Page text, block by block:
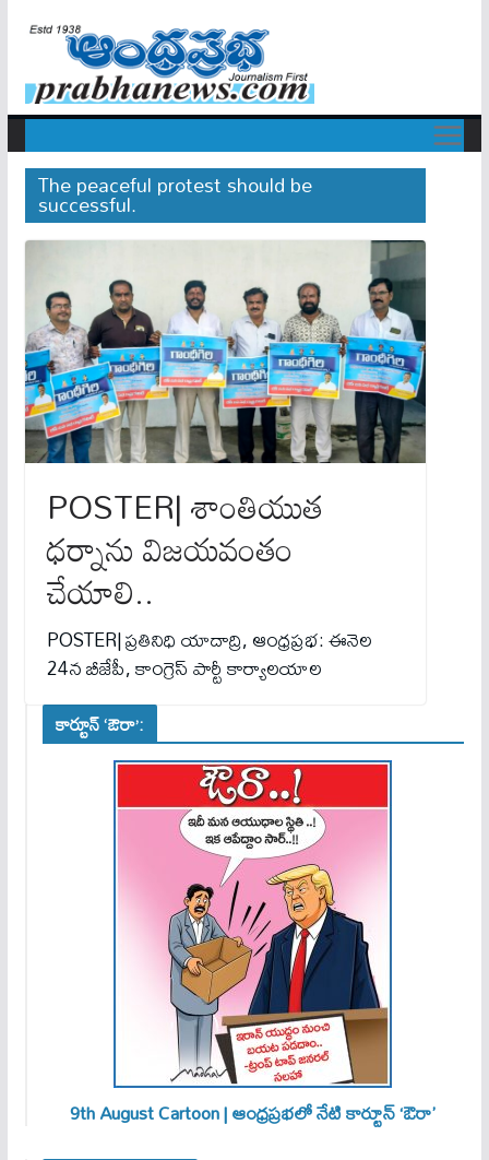
The peaceful protest should be
successful.
POSTER| శాంతియుత
ధర్నాను విజయవంతం
చేయాలి..
POSTER| ప్రతినిధి యాదాద్రి, ఆంధ్రప్రభ: ఈనెల
24న బీజేపీ, కాంగ్రెస్ పార్టీ కార్యాలయాల
కార్టూన్ ‘ఔరా’:
9th August Cartoon | ఆంధ్రప్రభలో నేటి కార్టూన్ ‘ఔరా’